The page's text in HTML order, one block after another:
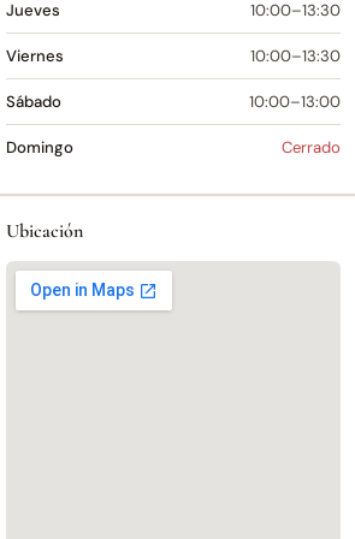
Jueves 10:00–13:30
Viernes 10:00–13:30
Sábado 10:00–13:00
Domingo Cerrado
Ubicación